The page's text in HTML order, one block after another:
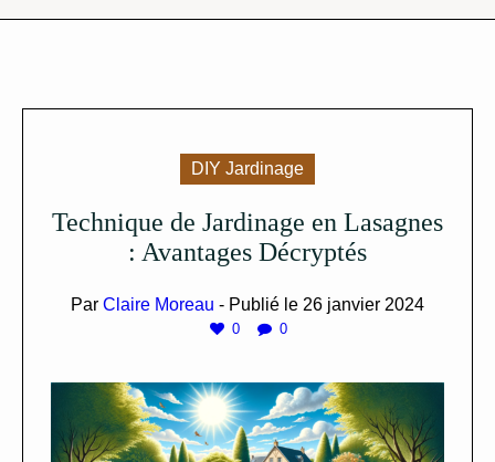
DIY Jardinage
Technique de Jardinage en Lasagnes
: Avantages Décryptés
Par Claire Moreau - Publié le 26 janvier 2024
0 0